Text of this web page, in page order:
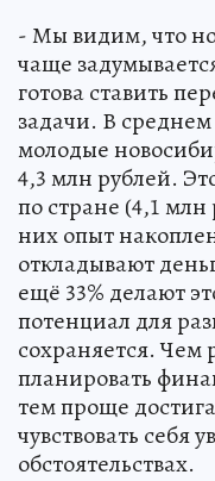
- Мы видим, что
чаще
готова ставить
задачи. В
молодые
4,3 млн рублей.
по стране (4,1
них опыт
откладывают
ещё 33% делают
потенциал для
сохраняется. Чем
планировать
тем проще
чувствовать себя
обстоятельствах.